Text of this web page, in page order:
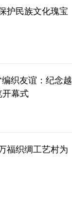
护民族文化瑰宝
织友谊：纪念越
开幕式
福织绸工艺村为